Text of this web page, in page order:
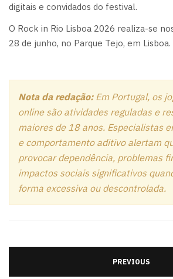
digitais e convidados do festival.
O Rock in Rio Lisboa 2026 realiza-se
28 de junho, no Parque Tejo, em Lisboa.
Nota da redação:Em Portugal, os
online são atividades reguladas e
maiores de 18 anos. Especialistas
e comportamento aditivo alertam
provocar dependência, problemas
impactos sociais significativos
forma excessiva ou descontrolada.
PREVIOUS